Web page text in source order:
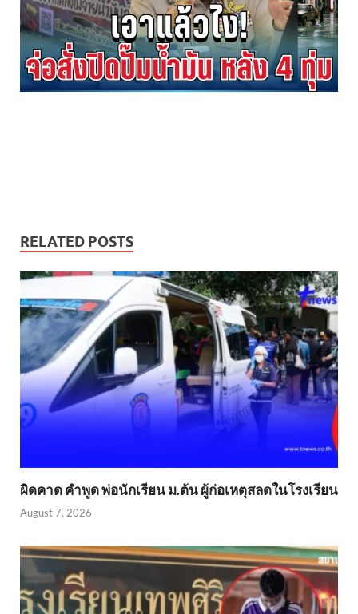
RELATED POSTS
ผิดคาด คำพูด พ่อนักเรียน ม.ต้น ผู้ก่อเหตุสลดในโรงเรียน
August 7, 2026